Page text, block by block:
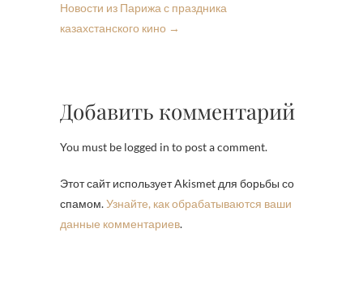
Новости из Парижа с праздника
казахстанского кино →
Добавить комментарий
You must be logged in to post a comment.
Этот сайт использует Akismet для борьбы со
спамом.Узнайте, как обрабатываются ваши
данные комментариев.